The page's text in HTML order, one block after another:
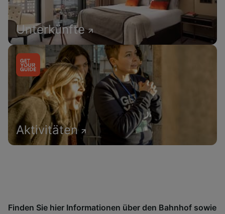
Unterkünfte
Aktivitäten
Finden Sie hier Informationen über den Bahnhof sowie